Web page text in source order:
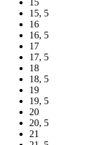
15
15, 5
16
16, 5
17
17, 5
18
18, 5
19
19, 5
20
20, 5
21